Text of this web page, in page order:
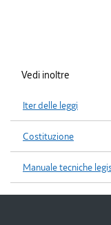
Vedi inoltre
Iter delle leggi
Costituzione
Manuale tecniche